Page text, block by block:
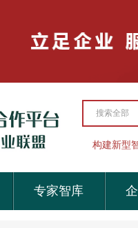
搜索全部
构建新型
专家智库